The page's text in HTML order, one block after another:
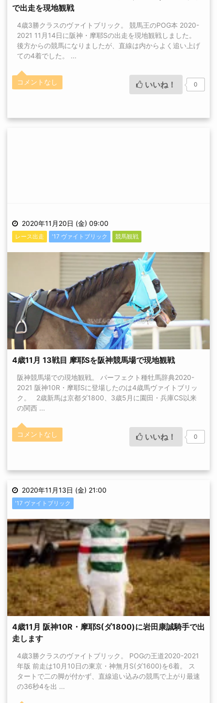
で出走を現地観戦
4歳3勝クラスのヴァイトブリック。 競馬王のPOG本 2020-
2021 11月14日に阪神・摩耶Sの出走を現地観戦しました。
後方からの競馬になりましたが、直線は内からよく追い上げ
ての4着でした。 ...
コメントなし いいね！ 0
2020年11月20日 (金) 09:00
レース出走 '17 ヴァイトブリック 競馬観戦
4歳11月 13戦目 摩耶Sを阪神競馬場で現地観戦
阪神競馬場での現地観戦。 パーフェクト種牡馬辞典2020-
2021 阪神10R・摩耶Sに登場したのは4歳馬ヴァイトブリッ
ク。 2歳新馬は京都ダ1800、3歳5月に園田・兵庫CS以来
の関西 ...
コメントなし いいね！ 0
2020年11月13日 (金) 21:00
'17 ヴァイトブリック
4歳11月 阪神10R・摩耶S(ダ1800)に岩田康誠騎手で出
走します
4歳3勝クラスのヴァイトブリック。 POGの王道2020-2021
年版 前走は10月10日の東京・神無月S(ダ1600)を6着。 ス
タートで二の脚が付かず、直線追い込みの競馬で上がり最速
の36秒4を出 ...